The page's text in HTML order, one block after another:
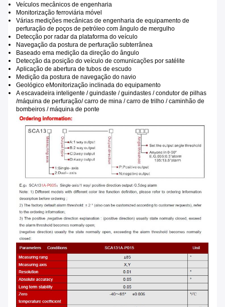
Veículos mecânicos de engenharia
Monitorização ferroviária móvel
Várias medições mecânicas de engenharia de equipamento de
perfuração de poços de petróleo com ângulo de mergulho
Detecção por radar da plataforma do veículo
Navegação da postura de perfuração subterrânea
Baseado ema medição da direção do ângulo
Detecção da posição do veículo de comunicações por satélite
Aplicação de abertura de tubos de escudo
Medição da postura de navegação do navio
Geológico e Monitorização inclinada do equipamento
A escavadeira inteligente / guindaste / guindastes / condutor de pilhas
/máquina de perfuração/ carro de mina / carro de trilho / caminhão de
bombeiros / máquina de ponte